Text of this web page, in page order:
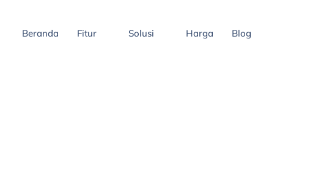
Beranda Fitur Solusi Harga Blog